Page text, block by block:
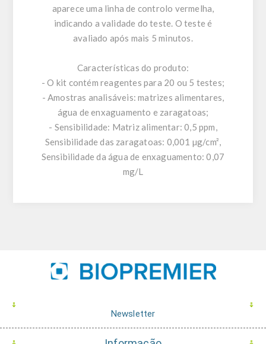
aparece uma linha de controlo vermelha,
indicando a validade do teste. O teste é
avaliado após mais 5 minutos.
Características do produto:
- O kit contém reagentes para 20 ou 5 testes;
- Amostras analisáveis: matrizes alimentares,
água de enxaguamento e zaragatoas;
- Sensibilidade: Matriz alimentar: 0,5 ppm,
Sensibilidade das zaragatoas: 0,001 µg/cm²,
Sensibilidade da água de enxaguamento: 0,07
mg/L
Newsletter